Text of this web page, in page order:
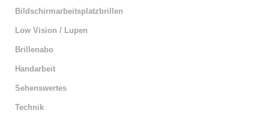
Bildschirmarbeitsplatzbrillen
Low Vision / Lupen
Brillenabo
Handarbeit
Sehenswertes
Technik